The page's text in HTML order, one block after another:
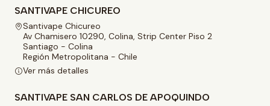
SANTIVAPE CHICUREO
Santivape Chicureo
Av Chamisero 10290, Colina, Strip Center Piso 2
Santiago - Colina
Región Metropolitana - Chile
Ver más detalles
SANTIVAPE SAN CARLOS DE APOQUINDO